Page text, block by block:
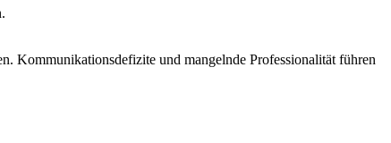
Kommunikationsdefizite und mangelnde Professionalität führen